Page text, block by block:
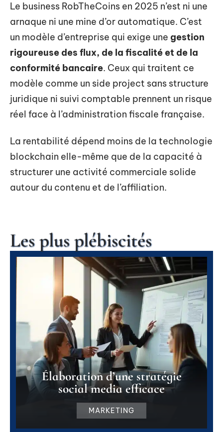
Le business RobTheCoins en 2025 n’est ni une
arnaque ni une mine d’or automatique. C’est
un modèle d’entreprise qui exige une gestion
rigoureuse des flux, de la fiscalité et de la
conformité bancaire. Ceux qui traitent ce
modèle comme un side project sans structure
juridique ni suivi comptable prennent un risque
réel face à l’administration fiscale française.
La rentabilité dépend moins de la technologie
blockchain elle-même que de la capacité à
structurer une activité commerciale solide
autour du contenu et de l’affiliation.
Les plus plébiscités
Élaboration d’une stratégie
social media efficace
MARKETING